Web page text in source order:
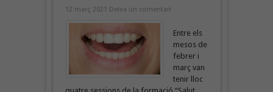
12 març 2021 Deixa un comentari
Entre els
mesos de
febrer i
març van
tenir lloc